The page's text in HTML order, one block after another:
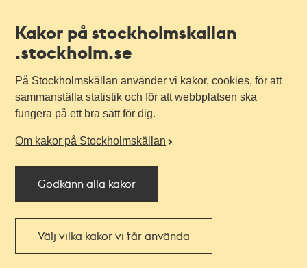
Kakor på stockholmskallan
.stockholm.se
På Stockholmskällan använder vi kakor, cookies, för att
sammanställa statistik och för att webbplatsen ska
fungera på ett bra sätt för dig.
Om kakor på Stockholmskällan
Godkänn alla kakor
Välj vilka kakor vi får använda